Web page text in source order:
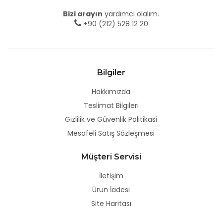
Bizi arayın yardımcı olalım.
+90 (212) 528 12 20
Bilgiler
Hakkımızda
Teslimat Bilgileri
Gizlilik ve Güvenlik Politikasi
Mesafeli Satış Sözleşmesi
Müşteri Servisi
İletişim
Ürün İadesi
Site Haritası